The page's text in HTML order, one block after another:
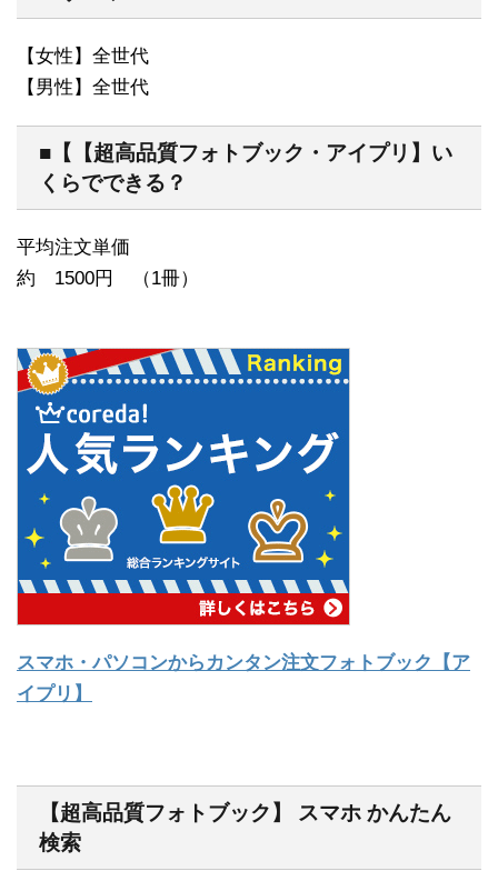
【女性】全世代
【男性】全世代
■【【超高品質フォトブック・アイプリ】い
くらでできる？
平均注文単価
約 1500円 （1冊）
スマホ・パソコンからカンタン注文フォトブック【ア
イプリ】
【超高品質フォトブック】 スマホ かんたん
検索